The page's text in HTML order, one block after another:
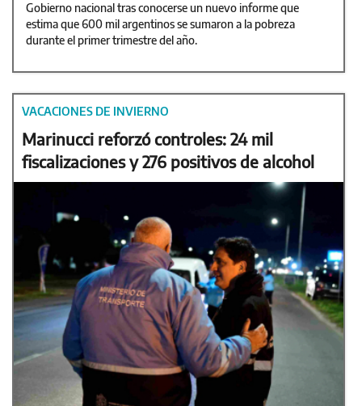
Gobierno nacional tras conocerse un nuevo informe que
estima que 600 mil argentinos se sumaron a la pobreza
durante el primer trimestre del año.
VACACIONES DE INVIERNO
Marinucci reforzó controles: 24 mil
fiscalizaciones y 276 positivos de alcohol